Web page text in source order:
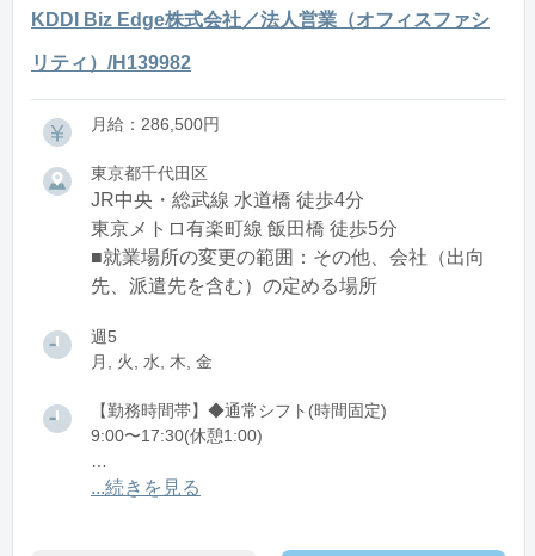
KDDI Biz Edge株式会社／法人営業（オフィスファシ
リティ）/H139982
月給：286,500円
東京都千代田区
JR中央・総武線 水道橋 徒歩4分
東京メトロ有楽町線 飯田橋 徒歩5分
■就業場所の変更の範囲：その他、会社（出向
先、派遣先を含む）の定める場所
週5
月, 火, 水, 木, 金
【勤務時間帯】◆通常シフト(時間固定)
9:00〜17:30(休憩1:00)
※残業：30〜40時間程度/月
...続きを見る